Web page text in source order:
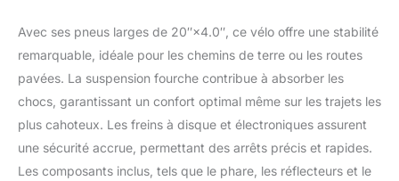
55Nm de couple pour
gravir sans effort les
pentes les plus raides.
Que vous vous
pour une balade "cool"
en ville ou que vous
assuriez vos trajets
Avec ses pneus larges de 20″×4.0″, ce vélo offre une stabilité
remarquable, idéale pour les chemins de terre ou les routes
pavées. La suspension fourche contribue à absorber les
chocs, garantissant un confort optimal même sur les trajets les
plus cahoteux. Les freins à disque et électroniques assurent
une sécurité accrue, permettant des arrêts précis et rapides.
Les composants inclus, tels que le phare, les réflecteurs et le